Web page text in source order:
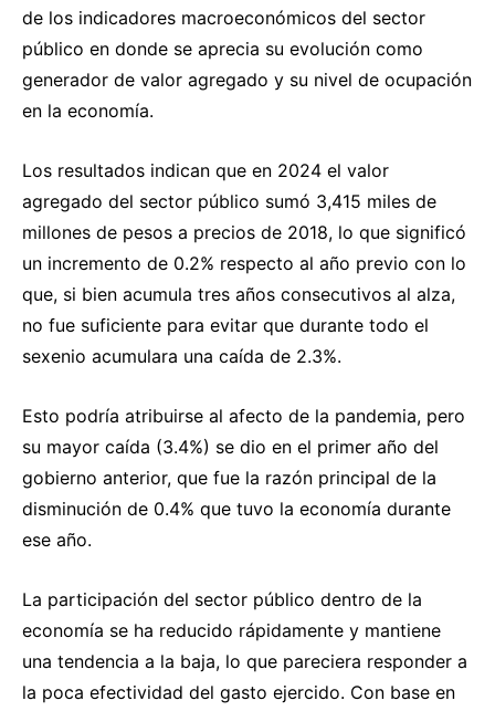
de los indicadores macroeconómicos del sector
público en donde se aprecia su evolución como
generador de valor agregado y su nivel de ocupación
en la economía.
Los resultados indican que en 2024 el valor
agregado del sector público sumó 3,415 miles de
millones de pesos a precios de 2018, lo que significó
un incremento de 0.2% respecto al año previo con lo
que, si bien acumula tres años consecutivos al alza,
no fue suficiente para evitar que durante todo el
sexenio acumulara una caída de 2.3%.
Esto podría atribuirse al afecto de la pandemia, pero
su mayor caída (3.4%) se dio en el primer año del
gobierno anterior, que fue la razón principal de la
disminución de 0.4% que tuvo la economía durante
ese año.
La participación del sector público dentro de la
economía se ha reducido rápidamente y mantiene
una tendencia a la baja, lo que pareciera responder a
la poca efectividad del gasto ejercido. Con base en